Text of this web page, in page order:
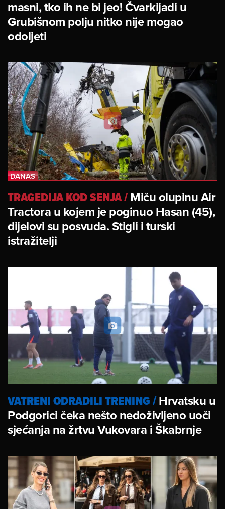
masni, tko ih ne bi jeo! Čvarkijadi u
Grubišnom polju nitko nije mogao
odoljeti
TRAGEDIJA KOD SENJA/Miču olupinu Air
Tractora u kojem je poginuo Hasan (45),
dijelovi su posvuda. Stigli i turski
istražitelji
VATRENI ODRADILI TRENING/Hrvatsku u
Podgorici čeka nešto nedoživljeno uoči
sjećanja na žrtvu Vukovara i Škabrnje